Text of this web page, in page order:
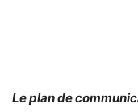
Le plan de